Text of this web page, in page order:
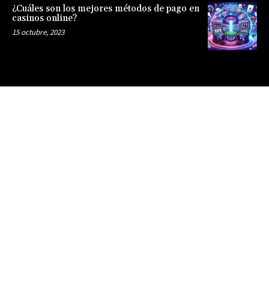
¿Cuáles son los mejores métodos de pago en
casinos online?
15 octubre, 2023